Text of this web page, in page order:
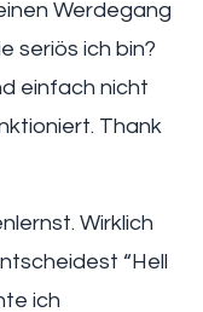
Werdegang
seriös ich bin?
einfach nicht
Thank
Wirklich
“Hell
ich